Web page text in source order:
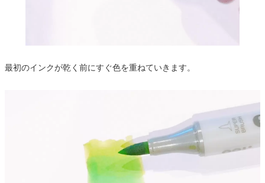
最初のインクが乾く前にすぐ色を重ねていきます。